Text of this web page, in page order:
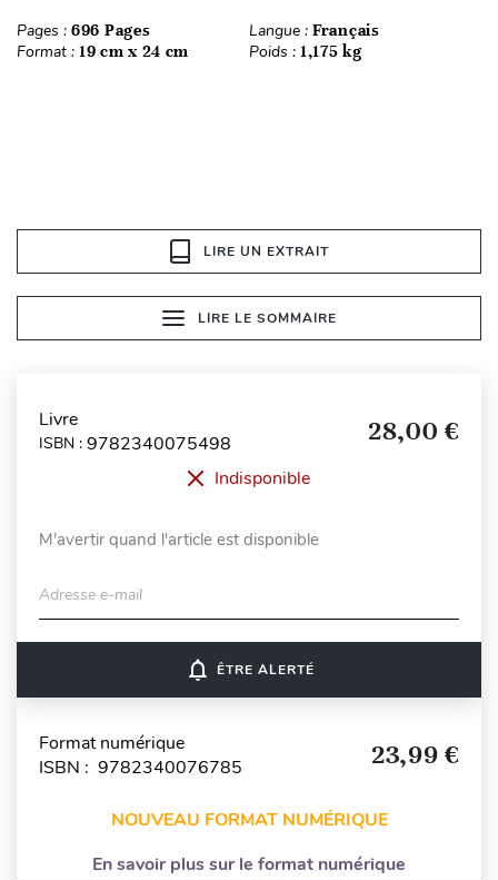
Pages : 696 Pages Langue : Français
Format : 19 cm x 24 cm Poids : 1,175 kg
LIRE UN EXTRAIT
LIRE LE SOMMAIRE
Livre
ISBN : 9782340075498 28,00 €
Indisponible
M'avertir quand l'article est disponible
Adresse e-mail
notifications_none ÊTRE ALERTÉ
Format numérique
ISBN : 9782340076785
23,99 €
NOUVEAU FORMAT NUMÉRIQUE
En savoir plus sur le format numérique